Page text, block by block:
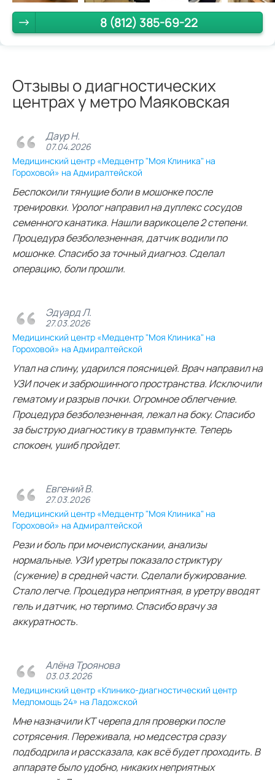
8 (812) 385-69-22
Отзывы о диагностических
центрах у метро Маяковская
Даур Н.
07.04.2026
Медицинский центр «Медцентр "Моя Клиника" на
Гороховой» на Адмиралтейской
Беспокоили тянущие боли в мошонке после
тренировки. Уролог направил на дуплекс сосудов
семенного канатика. Нашли варикоцеле 2 степени.
Процедура безболезненная, датчик водили по
мошонке. Спасибо за точный диагноз. Сделал
операцию, боли прошли.
Эдуард Л.
27.03.2026
Медицинский центр «Медцентр "Моя Клиника" на
Гороховой» на Адмиралтейской
Упал на спину, ударился поясницей. Врач направил на
УЗИ почек и забрюшинного пространства. Исключили
гематому и разрыв почки. Огромное облегчение.
Процедура безболезненная, лежал на боку. Спасибо
за быструю диагностику в травмпункте. Теперь
спокоен, ушиб пройдет.
Евгений В.
27.03.2026
Медицинский центр «Медцентр "Моя Клиника" на
Гороховой» на Адмиралтейской
Рези и боль при мочеиспускании, анализы
нормальные. УЗИ уретры показало стриктуру
(сужение) в средней части. Сделали бужирование.
Стало легче. Процедура неприятная, в уретру вводят
гель и датчик, но терпимо. Спасибо врачу за
аккуратность.
Алёна Троянова
03.03.2026
Медицинский центр «Клинико-диагностический центр
Медпомощь 24» на Ладожской
Мне назначили КТ черепа для проверки после
сотрясения. Переживала, но медсестра сразу
подбодрила и рассказала, как всё будет проходить. В
аппарате было удобно, никаких неприятных